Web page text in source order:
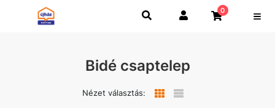
0
Bidé csaptelep
Nézet választás: